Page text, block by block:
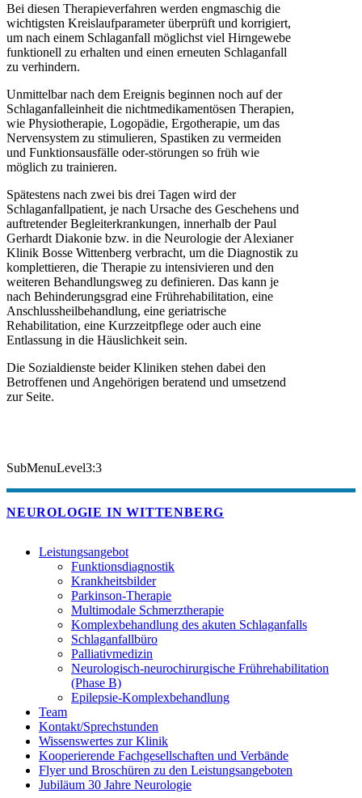
Bei diesen Therapieverfahren werden engmaschig die
wichtigsten Kreislaufparameter überprüft und korrigiert,
um nach einem Schlaganfall möglichst viel Hirngewebe
funktionell zu erhalten und einen erneuten Schlaganfall
zu verhindern.
Unmittelbar nach dem Ereignis beginnen noch auf der
Schlaganfalleinheit die nichtmedikamentösen Therapien,
wie Physiotherapie, Logopädie, Ergotherapie, um das
Nervensystem zu stimulieren, Spastiken zu vermeiden
und Funktionsausfälle oder-störungen so früh wie
möglich zu trainieren.
Spätestens nach zwei bis drei Tagen wird der
Schlaganfallpatient, je nach Ursache des Geschehens und
auftretender Begleiterkrankungen, innerhalb der Paul
Gerhardt Diakonie bzw. in die Neurologie der Alexianer
Klinik Bosse Wittenberg verbracht, um die Diagnostik zu
komplettieren, die Therapie zu intensivieren und den
weiteren Behandlungsweg zu definieren. Das kann je
nach Behinderungsgrad eine Frührehabilitation, eine
Anschlussheilbehandlung, eine geriatrische
Rehabilitation, eine Kurzzeitpflege oder auch eine
Entlassung in die Häuslichkeit sein.
Die Sozialdienste beider Kliniken stehen dabei den
Betroffenen und Angehörigen beratend und umsetzend
zur Seite.
SubMenuLevel3:3
NEUROLOGIE IN WITTENBERG
Leistungsangebot
Funktionsdiagnostik
Krankheitsbilder
Parkinson-Therapie
Multimodale Schmerztherapie
Komplexbehandlung des akuten Schlaganfalls
Schlaganfallbüro
Palliativmedizin
Neurologisch-neurochirurgische Frührehabilitation
(Phase B)
Epilepsie-Komplexbehandlung
Team
Kontakt/Sprechstunden
Wissenswertes zur Klinik
Kooperierende Fachgesellschaften und Verbände
Flyer und Broschüren zu den Leistungsangeboten
Jubiläum 30 Jahre Neurologie